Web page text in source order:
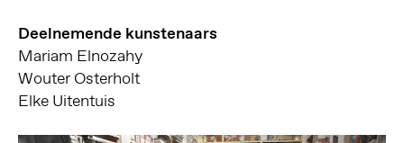
Deelnemende kunstenaars
Mariam Elnozahy
Wouter Osterholt
Elke Uitentuis